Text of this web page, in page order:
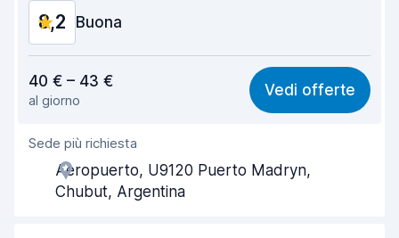
Condizioni dell'auto
8,2 Buona
8,1
Facile da trovare 8,2
Gentilezza degli agenti
Rapidità del ritiro
40 € – 43 €
al giorno
Vedi offerte
Sede più richiesta
Aeropuerto, U9120 Puerto Madryn,
Chubut, Argentina